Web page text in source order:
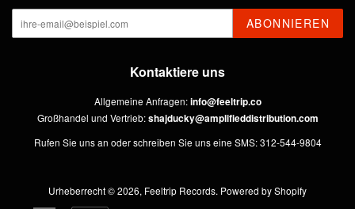
ABONNIEREN
Kontaktiere uns
Allgemeine Anfragen:info@feeltrip.co
Großhandel und Vertrieb:shajducky@amplifieddistribution.com
Rufen Sie uns an oder schreiben Sie uns eine SMS: 312-544-9804
Urheberrecht © 2026, Feeltrip Records. Powered by Shopify